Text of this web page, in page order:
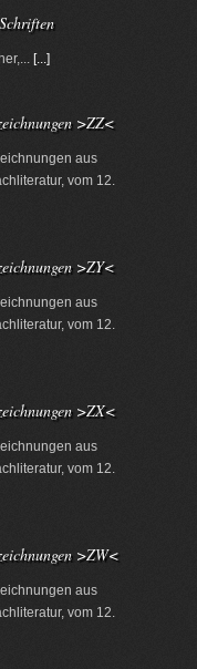
[...]
>ZZ<
aus
vom 12.
>ZY<
aus
vom 12.
>ZX<
aus
vom 12.
>ZW<
aus
vom 12.